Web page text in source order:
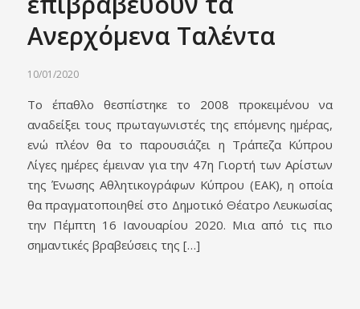
Ανερχόμενα Ταλέντα
10/01/2020
Το έπαθλο θεσπίστηκε το 2008 προκειμένου να
αναδείξει τους πρωταγωνιστές της επόμενης ημέρας,
ενώ πλέον θα το παρουσιάζει η Τράπεζα Κύπρου
Λίγες ημέρες έμειναν για την 47η Γιορτή των Αρίστων
της Ένωσης Αθλητικογράφων Κύπρου (ΕΑΚ), η οποία
θα πραγματοποιηθεί στο Δημοτικό Θέατρο Λευκωσίας
την Πέμπτη 16 Ιανουαρίου 2020. Μια από τις πιο
σημαντικές βραβεύσεις της […]